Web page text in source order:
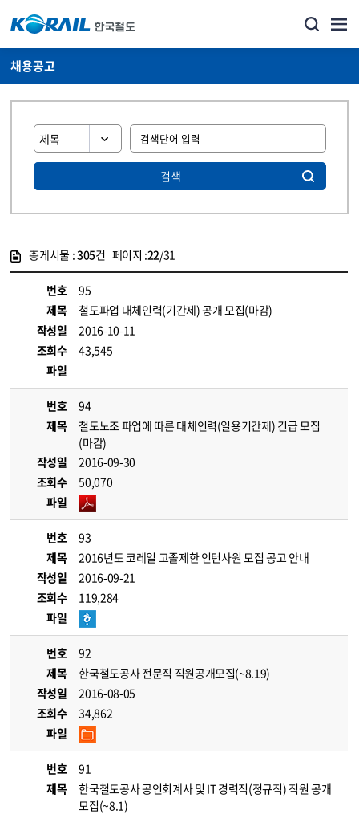
채용공고
검색
총게시물 :305건 페이지 :22/31
번호
95
제목
철도파업 대체인력(기간제) 공개 모집(마감)
작성일
2016-10-11
조회수
43,545
파일
번호
94
제목
철도노조 파업에 따른 대체인력(일용기간제) 긴급 모집
(마감)
작성일
2016-09-30
조회수
50,070
파일
번호
93
제목
2016년도 코레일 고졸제한 인턴사원 모집 공고 안내
작성일
2016-09-21
조회수
119,284
파일
번호
92
제목
한국철도공사 전문직 직원공개모집(~8.19)
작성일
2016-08-05
조회수
34,862
파일
번호
91
제목
한국철도공사 공인회계사 및 IT 경력직(정규직) 직원 공개
모집(~8.1)